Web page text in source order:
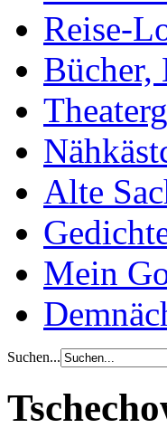
Reise-
Bücher,
Alte
Mein
Suchen...